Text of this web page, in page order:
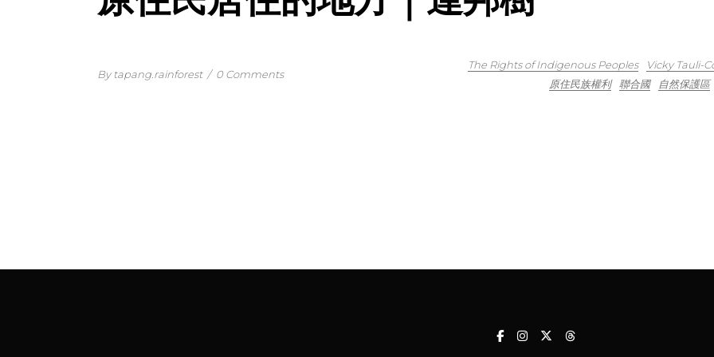
By tapang.rainforest / 0 Comments
The Rights of Indigenous Peoples
Vicky Tauli-
原住民族權利
聯合國 自然保護區